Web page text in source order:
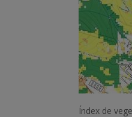
Índex de